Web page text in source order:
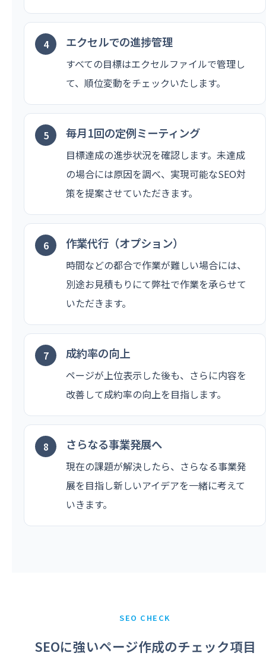
エクセルでの進捗管理
すべての目標はエクセルファイルで管理し
て、順位変動をチェックいたします。
毎月1回の定例ミーティング
目標達成の進歩状況を確認します。未達成
の場合には原因を調べ、実現可能なSEO対
策を提案させていただきます。
作業代行（オプション）
時間などの都合で作業が難しい場合には、
別途お見積もりにて弊社で作業を承らせて
いただきます。
成約率の向上
ページが上位表示した後も、さらに内容を
改善して成約率の向上を目指します。
さらなる事業発展へ
現在の課題が解決したら、さらなる事業発
展を目指し新しいアイデアを一緒に考えて
いきます。
SEO CHECK
SEOに強いページ作成のチェック項目